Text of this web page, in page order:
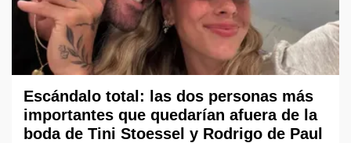
Escándalo total: las dos personas más
importantes que quedarían afuera de la
boda de Tini Stoessel y Rodrigo de Paul